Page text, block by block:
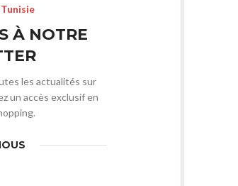
À NOTRE
les actualités sur
un accès exclusif en